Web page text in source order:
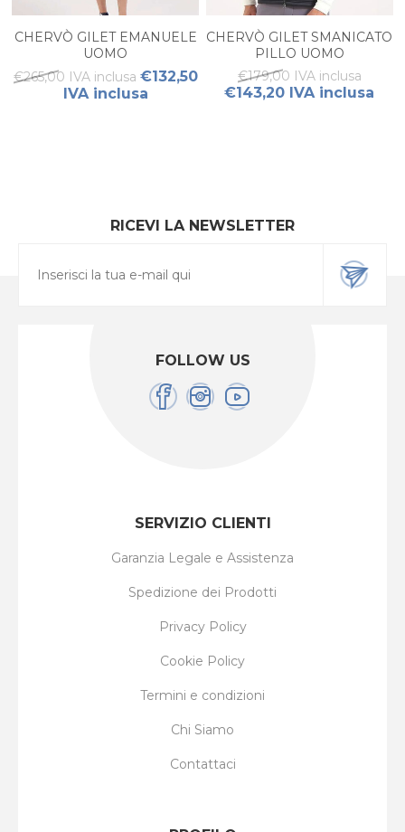
CHERVÒ GILET EMANUELE
UOMO
€265,00 IVA inclusa €132,50
IVA inclusa
CHERVÒ GILET SMANICATO
PILLO UOMO
€179,00 IVA inclusa
€143,20 IVA inclusa
RICEVI LA NEWSLETTER
FOLLOW US
SERVIZIO CLIENTI
Garanzia Legale e Assistenza
Spedizione dei Prodotti
Privacy Policy
Cookie Policy
Termini e condizioni
Chi Siamo
Contattaci